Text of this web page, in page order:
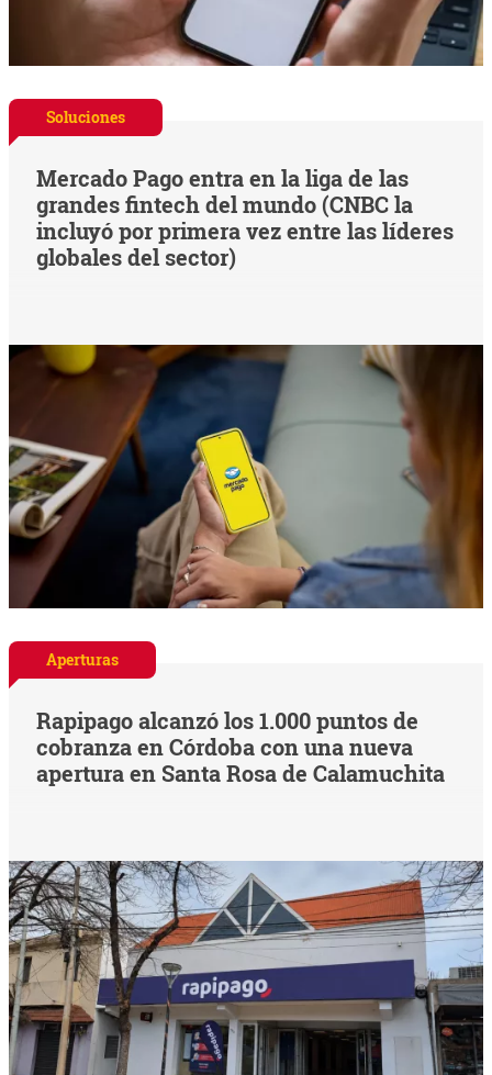
Soluciones
Mercado Pago entra en la liga de las
grandes fintech del mundo (CNBC la
incluyó por primera vez entre las líderes
globales del sector)
Aperturas
Rapipago alcanzó los 1.000 puntos de
cobranza en Córdoba con una nueva
apertura en Santa Rosa de Calamuchita